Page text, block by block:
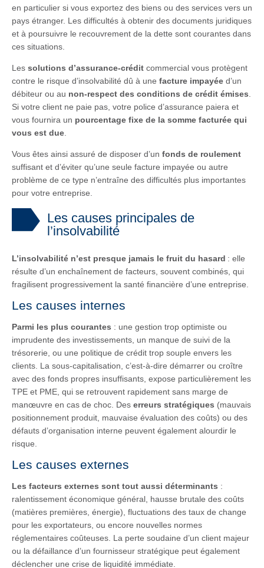
en particulier si vous exportez des biens ou des services vers un
pays étranger. Les difficultés à obtenir des documents juridiques
et à poursuivre le recouvrement de la dette sont courantes dans
ces situations.
Les solutions d’assurance-crédit commercial vous protègent
contre le risque d’insolvabilité dû à une facture impayée d’un
débiteur ou au non-respect des conditions de crédit émises
Si votre client ne paie pas, votre police d’assurance paiera et
vous fournira un pourcentage fixe de la somme facturée qui
vous est due
Vous êtes ainsi assuré de disposer d’un fonds de roulement
suffisant et d’éviter qu’une seule facture impayée ou autre
problème de ce type n’entraîne des difficultés plus importantes
pour votre entreprise.
Les causes principales de
l’insolvabilité
L’insolvabilité n’est presque jamais le fruit du hasard : elle
résulte d’un enchaînement de facteurs, souvent combinés, qui
fragilisent progressivement la santé financière d’une entreprise.
Les causes internes
Parmi les plus courantes : une gestion trop optimiste ou
imprudente des investissements, un manque de suivi de la
trésorerie, ou une politique de crédit trop souple envers les
clients. La sous-capitalisation, c’est-à-dire démarrer ou croître
avec des fonds propres insuffisants, expose particulièrement les
TPE et PME, qui se retrouvent rapidement sans marge de
manœuvre en cas de choc. Des erreurs stratégiques (mauvais
positionnement produit, mauvaise évaluation des coûts) ou des
défauts d’organisation interne peuvent également alourdir le
risque.
Les causes externes
Les facteurs externes sont tout aussi déterminants :
ralentissement économique général, hausse brutale des coûts
(matières premières, énergie), fluctuations des taux de change
pour les exportateurs, ou encore nouvelles normes
réglementaires coûteuses. La perte soudaine d’un client majeur
ou la défaillance d’un fournisseur stratégique peut également
déclencher une crise de liquidité immédiate.